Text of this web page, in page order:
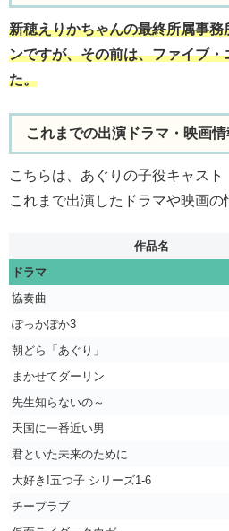
新穂えりかちゃんの最終所属事
ンですが、その前は、ファイブ
た。
これまでの出演ドラマ・映画情
こちらは、あぐりの子役キャスト
これまで出演したドラマや映画の
作品名
ドラマ
協奏曲
ぽっかぽか3
朝どら「あぐり」
まかせてダーリン
先生知らないの～
天国に一番近い男
君といた未来のために
大好き!五つ子 シリーズ1-6
チープラブ